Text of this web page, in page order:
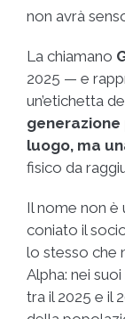
non avrà
La chiamano
2025 — e
un’etichetta
generazione
luogo, ma
fisico da
Il nome non è
coniato il
lo stesso che
Alpha: nei
tra il 2025 e il